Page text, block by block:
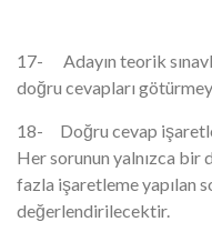
17- Adayın teorik
doğru cevapları
18- Doğru cevap
Her sorunun yalnızca bir
fazla işaretleme yapılan
değerlendirilecektir.